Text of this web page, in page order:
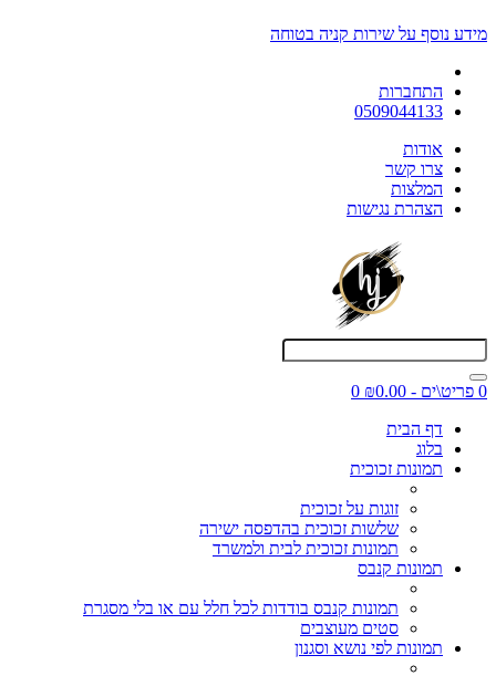
מידע נוסף על שירות קניה בטוחה
התחברות
0509044133
אודות
צרו קשר
המלצות
הצהרת נגישות
0 פריט\ים - ₪0.00
0
דף הבית
בלוג
תמונות זכוכית
זוגות על זכוכית
שלשות זכוכית בהדפסה ישירה
תמונות זכוכית לבית ולמשרד
תמונות קנבס
תמונות קנבס בודדות לכל חלל עם או בלי מסגרת
סטים מעוצבים
תמונות לפי נושא וסגנון